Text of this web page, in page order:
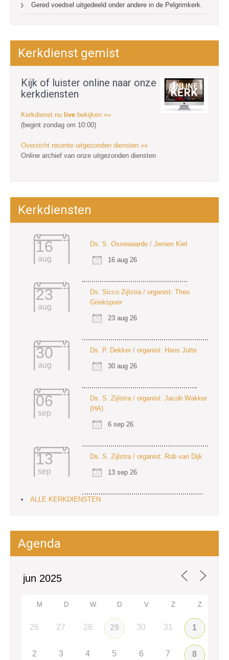
Gered voedsel uitgedeeld onder andere in de Pelgrimkerk.
Kerkdienst gemist
Kijk of luister online naar onze
kerkdiensten
Kerkdienst nu live bekijken »»
(begint zondag om 10:00)
Overzicht recente uitgezonden diensten »»
Online archief van onze uitgezonden diensten
Kerkdiensten
16
aug
Ds. S. Ossewaarde / Jeroen Kiel
16 aug 26
23
aug
Ds. Sicco Zijlstra / organist: Theo
Griekspoor
23 aug 26
30
aug
Ds. P. Dekker / organist: Hans Jütte
30 aug 26
06
sep
Ds. S. Zijlstra / organist: Jacob Wakker
(HA)
6 sep 26
13
sep
Ds. S. Zijlstra / organist: Rob van Dijk
13 sep 26
ALLE KERKDIENSTEN
Agenda
M D W D V Z Z
26 27 28 29 30 31 1
2 3 4 5 6 7 8